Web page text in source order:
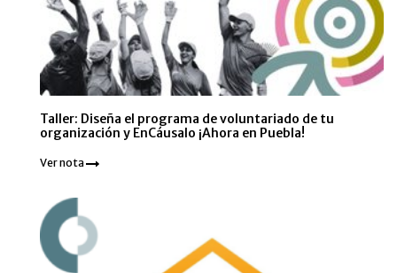
Taller: Diseña el programa de voluntariado de tu
organización y EnCáusalo ¡Ahora en Puebla!
Ver nota